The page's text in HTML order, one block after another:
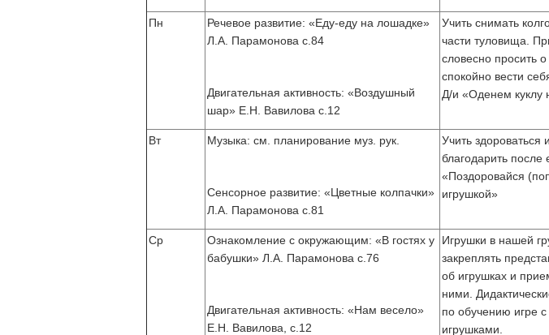
Пн
Речевое развитие: «Еду-еду на лошадке»
Л.А. Парамонова с.84
Двигательная активность: «Воздушный
шар» Е.Н. Вавилова с.12
Учить снимать
части туловища.
словесно просить
спокойно вести
Д/и «Оденем куклу
Вт Музыка: см. планирование муз. рук.
Сенсорное развитие: «Цветные колпачки»
Л.А. Парамонова с.81
Учить здороваться
благодарить после
«Поздоровайся
игрушкой»
Ср
Ознакомление с окружающим: «В гостях у
бабушки» Л.А. Парамонова с.76
Двигательная активность: «Нам весело»
Е.Н. Вавилова, с.12
Игрушки в нашей
закреплять
об игрушках и
ними.
по обучению игре
игрушками.